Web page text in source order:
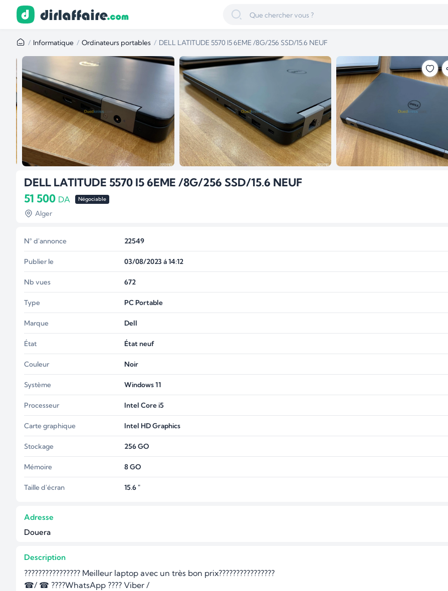
Informatique Ordinateurs portables DELL LATITUDE 5570 I5 6EME /8G/256 SSD/15.6 NEUF
DELL LATITUDE 5570 I5 6EME /8G/256 SSD/15.6 NEUF
51 500 DA Négociable
Alger
N° d'annonce 22549
Publier le 03/08/2023 á 14:12
Nb vues 672
Type PC Portable
Marque Dell
État État neuf
Couleur Noir
Système Windows 11
Processeur Intel Core i5
Carte graphique Intel HD Graphics
Stockage 256GO
Mémoire 8GO
Taille d'écran 15.6 "
Adresse
Douera
Description
???????????????? Meilleur laptop avec un très bon prix????????????????
☎/ ☎ ????WhatsApp ???? Viber /